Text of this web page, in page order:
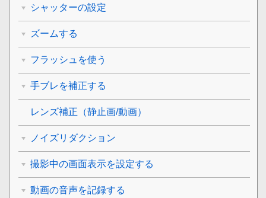
シャッターの設定
ズームする
フラッシュを使う
手ブレを補正する
レンズ補正 （静止画/動画）
ノイズリダクション
撮影中の画面表示を設定する
動画の音声を記録する